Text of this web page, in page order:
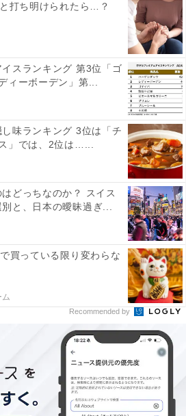
の調和がとれた「東海村」
駅にはJR常磐線が乗り入れてお
で行けるほか、東京各方面や名古
あるため遠方への交通利便性が
た、少人数制学級の導入や無料の
た東海村独自の子育て・教育支援
査でも行政サービスにおいて県内
打ち明けられたら…？
スランキング 第3位「ゴ
ィーボーデン」第...
味ランキング 3位は「チ
」では、2位は…...
はどっちなのか？ スイス
と、日本の曖昧過ぎ...
買っている限り変わらな
Recommended by